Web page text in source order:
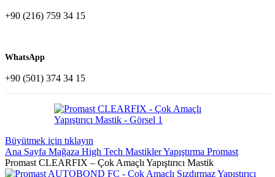
+90 (216) 759 34 15
WhatsApp
+90 (501) 374 34 15
Büyütmek için tıklayın
Ana Sayfa Mağaza High Tech MastiklerYapıştırma Promast
Promast CLEARFIX – Çok Amaçlı Yapıştırıcı Mastik